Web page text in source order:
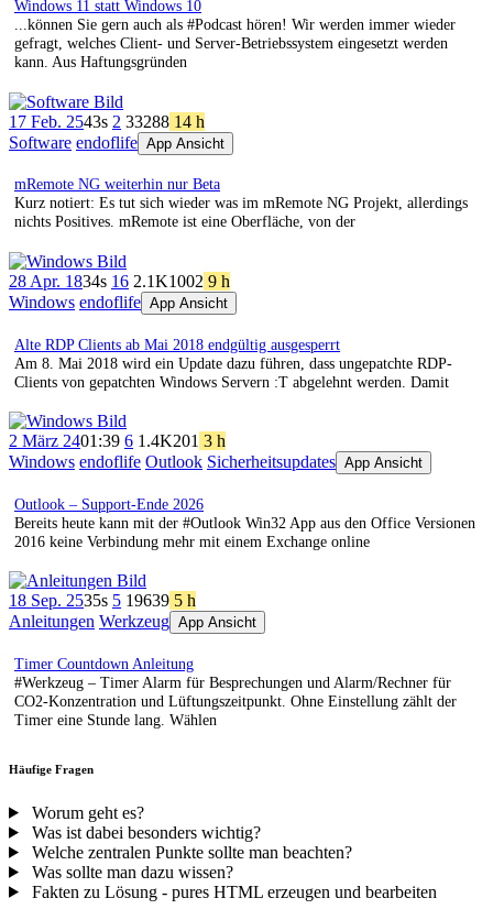
Windows 11 statt Windows 10
...können Sie gern auch als #Podcast hören! Wir werden immer wieder
gefragt, welches Client- und Server-Betriebssystem eingesetzt werden
kann. Aus Haftungsgründen
17 Feb. 2543s 2 33288 14 h
Software endoflife App Ansicht
mRemote NG weiterhin nur Beta
Kurz notiert: Es tut sich wieder was im mRemote NG Projekt, allerdings
nichts Positives. mRemote ist eine Oberfläche, von der
28 Apr. 1834s 16 2.1K1002 9 h
Windows endoflife App Ansicht
Alte RDP Clients ab Mai 2018 endgültig ausgesperrt
Am 8. Mai 2018 wird ein Update dazu führen, dass ungepatchte RDP-
Clients von gepatchten Windows Servern :T abgelehnt werden. Damit
2 März 2401:39 6 1.4K201 3 h
Windows endoflife Outlook Sicherheitsupdates App Ansicht
Outlook – Support-Ende 2026
Bereits heute kann mit der #Outlook Win32 App aus den Office Versionen
2016 keine Verbindung mehr mit einem Exchange online
18 Sep. 2535s 5 19639 5 h
Anleitungen Werkzeug App Ansicht
Timer Countdown Anleitung
#Werkzeug – Timer Alarm für Besprechungen und Alarm/Rechner für
CO2-Konzentration und Lüftungszeitpunkt. Ohne Einstellung zählt der
Timer eine Stunde lang. Wählen
Häufige Fragen
Worum geht es?
Was ist dabei besonders wichtig?
Welche zentralen Punkte sollte man beachten?
Was sollte man dazu wissen?
Fakten zu Lösung - pures HTML erzeugen und bearbeiten